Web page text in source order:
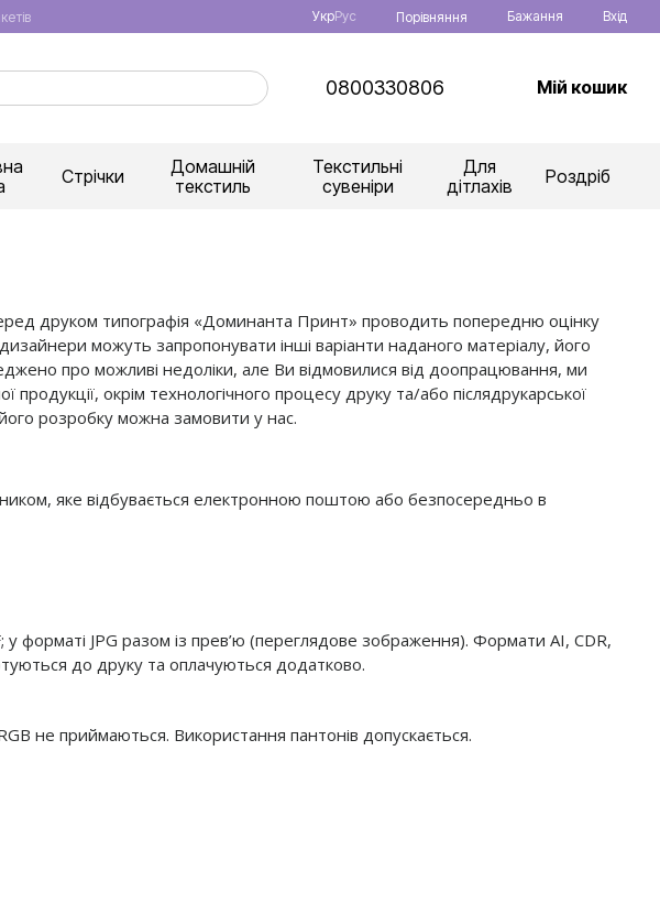
УкрРус Порівняння Бажання Вхід
0800330806 Мій кошик
Стрічки
Домашній
текстиль
Текстильні
сувеніри
Для
дітлахів
Роздріб
друком типографія «Доминанта Принт» проводить попередню оцінку
можуть запропонувати інші варіанти наданого матеріалу, його
про можливі недоліки, але Ви відмовилися від доопрацювання, ми
продукції, окрім технологічного процесу друку та/або післядрукарської
розробку можна замовити у нас.
яке відбувається електронною поштою або безпосередньо в
форматі JPG разом із прев’ю (переглядове зображення). Формати AI, CDR,
до друку та оплачуються додатково.
не приймаються. Використання пантонів допускається.